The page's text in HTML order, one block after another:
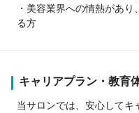
・美容業界への情熱があ
る方
キャリアプラン・教育
当サロンでは、安心してキ